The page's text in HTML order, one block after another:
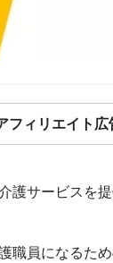
フィリエイト
護サービスを
職員になるた